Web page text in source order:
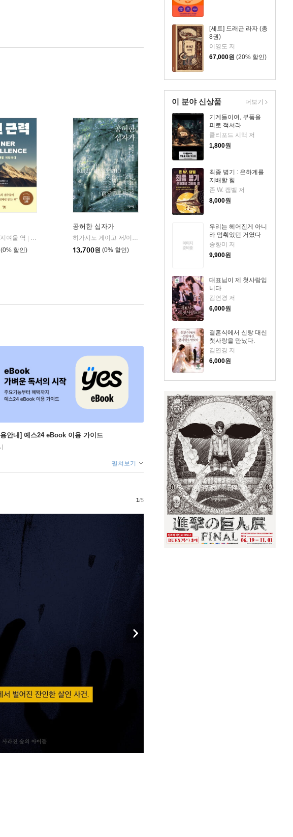
[세트] 드래곤 라자 (총
8권)
이영도 저
67,000원 (20% 할인)
이 분야 신상품
기계들이여, 부품을
피로 적셔라
클리포드 시맥 저
1,800원
최종 병기 : 은하계를
지배할 힘
존 W. 캠벨 저
8,000원
우리는 헤어진게 아니
라 멈춰있던 거였다
송향미 저
9,900원
대표님이 제 첫사랑입
니다
김연경 저
6,000원
결혼식에서 신랑 대신
첫사랑을 만났다.
김연경 저
6,000원
더보기
여울 역 |
(0% 할인)
공허한 십자가
13,700원 (0% 할인)
안내] 예스24 eBook 이용 가이드
펼쳐보기
1/5